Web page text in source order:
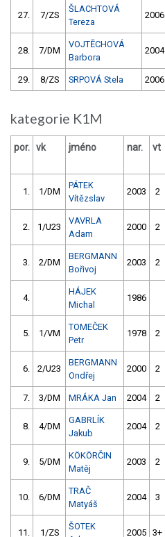
27. 7/ZS
ŠLACHTOVÁ
Tereza
2006
28. 7/DM
VOJTĚCHOVÁ
Barbora
2004
29. 8/ZS SRPOVÁ Stela 2006
kategorie K1M
por. vk jméno nar. vt
1. 1/DM
PÁTEK
Vítězslav
2003 2
2. 1/U23
VAVRLA
Adam
2000 2
3. 2/DM
BERGMANN
Bořivoj
2003 2
4.
HÁJEK
Michal
1986
5. 1/VM
TOMEČEK
Petr
1978 2
6. 2/U23
BERGMANN
Ondřej
2000 2
7. 3/DM MRÁKA Jan 2004 2
8. 4/DM
GABRLÍK
Jakub
2004 2
9. 5/DM
KÖKÖRČIN
Matěj
2003 2
10. 6/DM
TRAČ
Matyáš
2004 3
11. 1/ZS
ŠOTEK
2005 3+